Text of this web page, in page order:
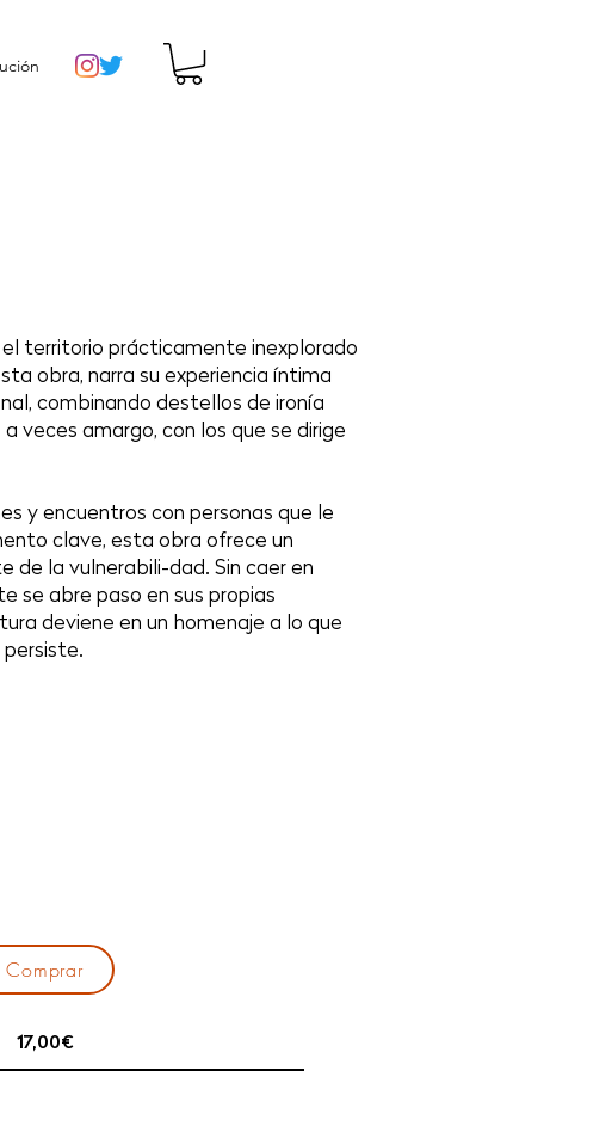
territorio prácticamente inexplorado
obra, narra su experiencia íntima
combinando destellos de ironía
veces amargo, con los que se dirige
y encuentros con personas que le
clave, esta obra ofrece un
la vulnerabili-dad. Sin caer en
se abre paso en sus propias
deviene en un homenaje a lo que
persiste.
Comprar
17,00€